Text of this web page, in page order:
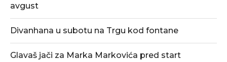
avgust
Divanhana u subotu na Trgu kod fontane
Glavaš jači za Marka Markovića pred start